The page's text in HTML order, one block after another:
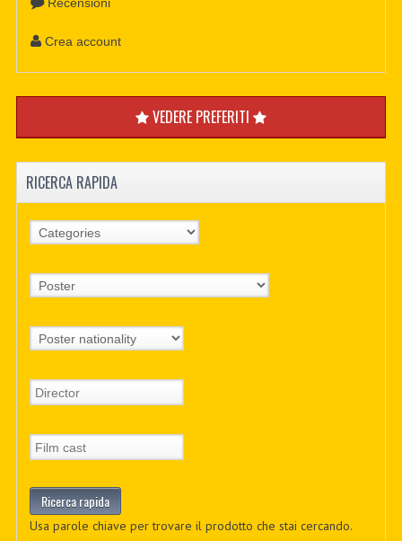
Crea account
VEDERE PREFERITI
RICERCA RAPIDA
Usa parole chiave per trovare il prodotto che stai cercando.